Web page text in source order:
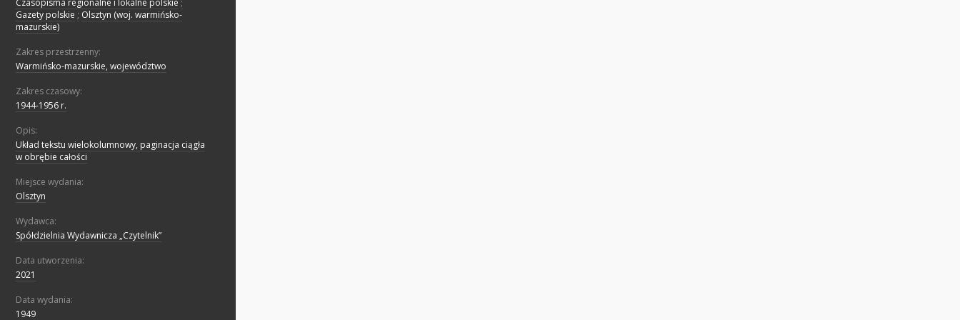
Czasopisma regionalne i lokalne polskie ;
Gazety polskie ; Olsztyn (woj. warmińsko-
mazurskie)
Zakres przestrzenny:
Warmińsko-mazurskie, województwo
Zakres czasowy:
1944-1956 r.
Opis:
Układ tekstu wielokolumnowy, paginacja ciągła
w obrębie całości
Miejsce wydania:
Olsztyn
Wydawca:
Spółdzielnia Wydawnicza „Czytelnik”
Data utworzenia:
2021
Data wydania:
1949